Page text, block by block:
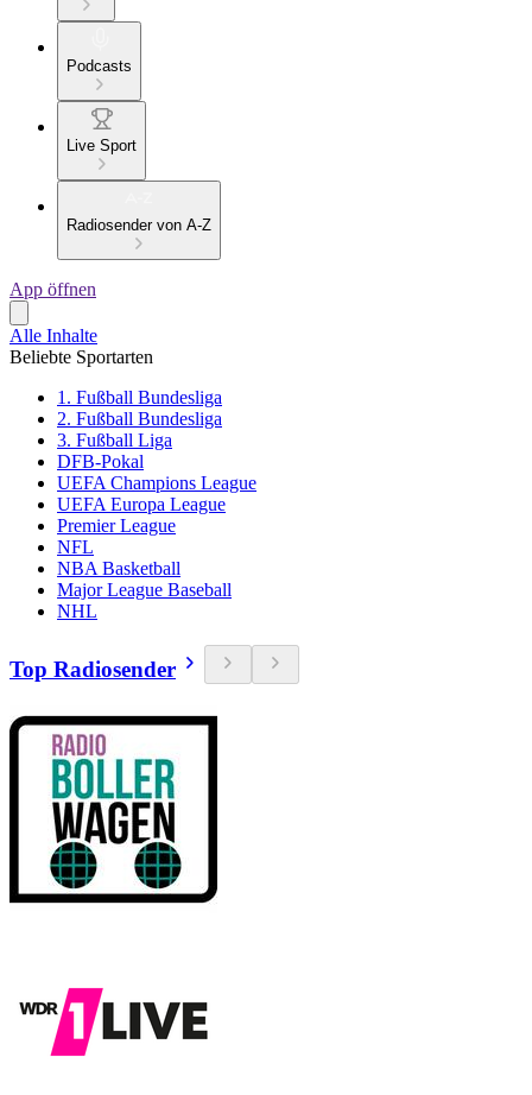
Podcasts
Live Sport
Radiosender von A-Z
App öffnen
Alle Inhalte
Beliebte Sportarten
1. Fußball Bundesliga
2. Fußball Bundesliga
3. Fußball Liga
DFB-Pokal
UEFA Champions League
UEFA Europa League
Premier League
NFL
NBA Basketball
Major League Baseball
NHL
Top Radiosender